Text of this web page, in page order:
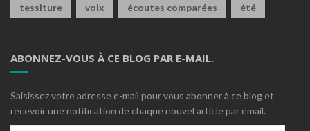
tessiture voix écoutes comparées été
ABONNEZ-VOUS À CE BLOG PAR E-MAIL.
Saisissez votre adresse e-mail pour vous abonner à ce blog et
recevoir une notification de chaque nouvel article par email.